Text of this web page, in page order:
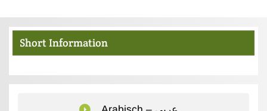
Short Information